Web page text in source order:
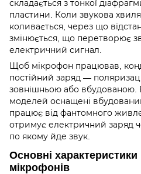
складається з тонкої
пластини. Коли звукова
коливається, через що
змінюється, що перетворює
електричний сигнал.
Щоб мікрофон працював,
постійний заряд —
зовнішньою або вбудованою.
моделей оснащені
працює від фантомного
отримує електричний заряд
по якому йде звук.
Основні
мікрофонів